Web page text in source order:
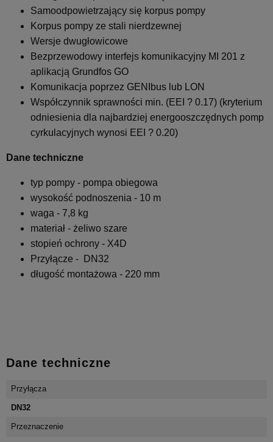
Samoodpowietrzający się korpus pompy
Korpus pompy ze stali nierdzewnej
Wersje dwugłowicowe
Bezprzewodowy interfejs komunikacyjny MI 201 z
aplikacją Grundfos GO
Komunikacja poprzez GENIbus lub LON
Współczynnik sprawności min. (EEI ? 0.17) (kryterium
odniesienia dla najbardziej energooszczędnych pomp
cyrkulacyjnych wynosi EEI ? 0.20)
Dane techniczne
typ pompy - pompa obiegowa
wysokość podnoszenia - 10 m
waga - 7,8 kg
materiał - żeliwo szare
stopień ochrony - X4D
Przyłącze - DN32
długość montażowa - 220 mm
Dane techniczne
Przyłącza
DN32
Przeznaczenie